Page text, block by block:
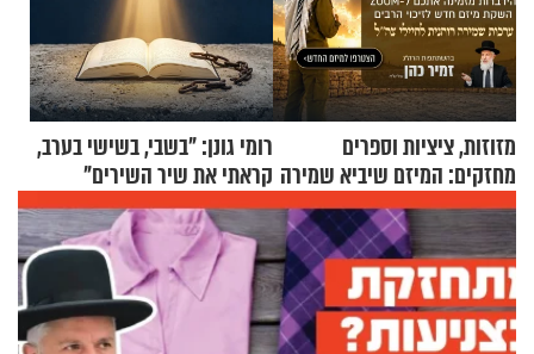
מזוזות, ציציות וספרים
מחזקים: המיזם שיביא שמירה
רוחנית לאלפי חיילי צה"ל
רומי גונן: "בשבי, בשישי בערב,
קראתי את שיר השירים"